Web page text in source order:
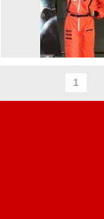
1